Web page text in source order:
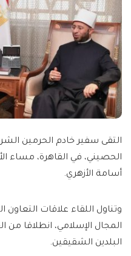
التقى سفير خادم الحرمين
الحصيني، في القاهرة، مساء
أسامة الأزهري.
وتناول اللقاء علاقات
المجال الإسلامي، انطلاقا من
البلدين الشقيقين.